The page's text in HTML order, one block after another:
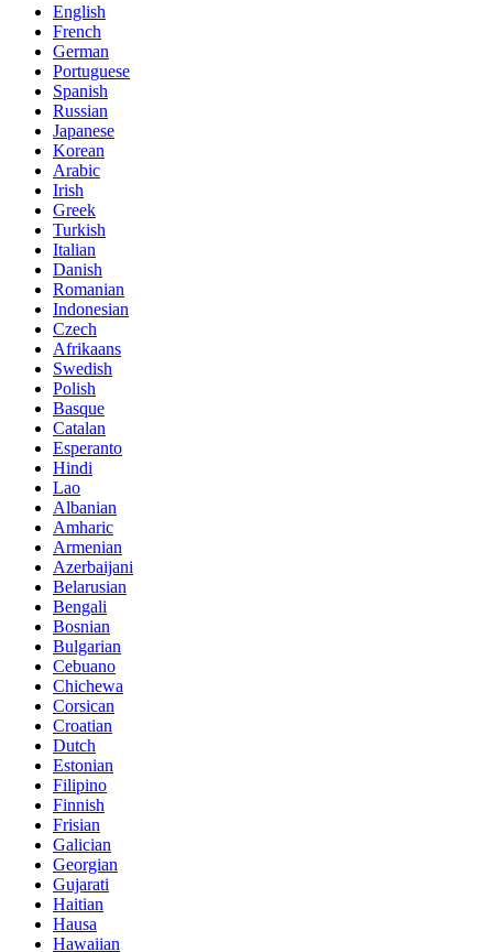
English
French
German
Portuguese
Spanish
Russian
Japanese
Korean
Arabic
Irish
Greek
Turkish
Italian
Danish
Romanian
Indonesian
Czech
Afrikaans
Swedish
Polish
Basque
Catalan
Esperanto
Hindi
Lao
Albanian
Amharic
Armenian
Azerbaijani
Belarusian
Bengali
Bosnian
Bulgarian
Cebuano
Chichewa
Corsican
Croatian
Dutch
Estonian
Filipino
Finnish
Frisian
Galician
Georgian
Gujarati
Haitian
Hausa
Hawaiian